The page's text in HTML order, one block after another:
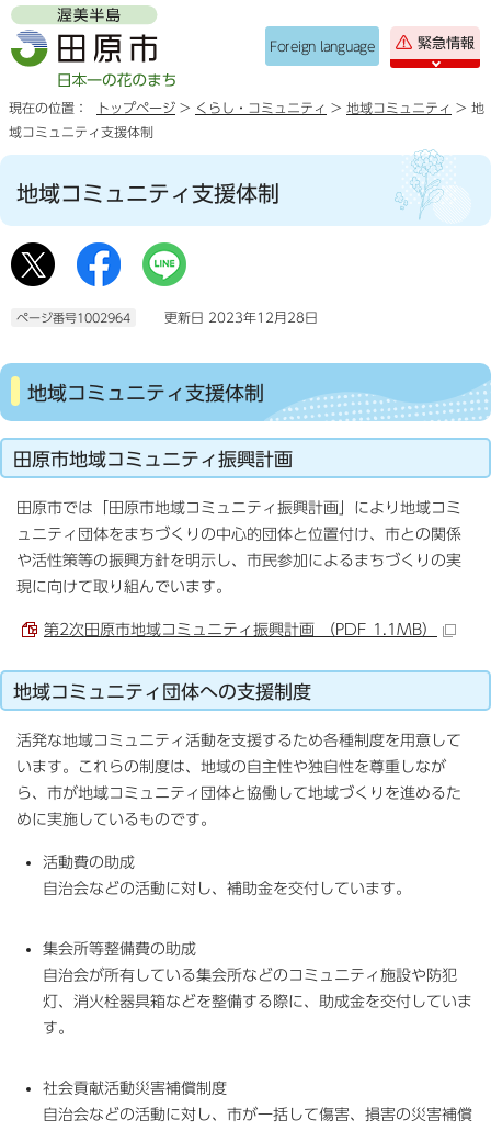
Foreign language 緊急情報
現在の位置： トップページ > くらし・コミュニティ > 地域コミュニティ > 地
域コミュニティ支援体制
地域コミュニティ支援体制
ページ番号1002964 更新日 2023年12月28日
地域コミュニティ支援体制
田原市地域コミュニティ振興計画
田原市では「田原市地域コミュニティ振興計画」により地域コミ
ュニティ団体をまちづくりの中心的団体と位置付け、市との関係
や活性策等の振興方針を明示し、市民参加によるまちづくりの実
現に向けて取り組んでいます。
第2次田原市地域コミュニティ振興計画 （PDF 1.1MB）
地域コミュニティ団体への支援制度
活発な地域コミュニティ活動を支援するため各種制度を用意して
います。これらの制度は、地域の自主性や独自性を尊重しなが
ら、市が地域コミュニティ団体と協働して地域づくりを進めるた
めに実施しているものです。
活動費の助成
自治会などの活動に対し、補助金を交付しています。
集会所等整備費の助成
自治会が所有している集会所などのコミュニティ施設や防犯
灯、消火栓器具箱などを整備する際に、助成金を交付していま
す。
社会貢献活動災害補償制度
自治会などの活動に対し、市が一括して傷害、損害の災害補償